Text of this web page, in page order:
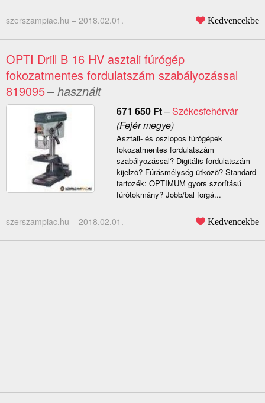
szerszampiac.hu – 2018.02.01. Kedvencekbe
OPTI Drill B 16 HV asztali fúrógép
fokozatmentes fordulatszám szabályozással
819095– használt
671 650 Ft–Székesfehérvár
(Fejér megye)
Asztali- és oszlopos fúrógépek
fokozatmentes fordulatszám
szabályozással? Digitális fordulatszám
kijelzõ? Fúrásmélység ütközõ? Standard
tartozék: OPTIMUM gyors szorítású
fúrótokmány? Jobb/bal forgá...
szerszampiac.hu – 2018.02.01. Kedvencekbe